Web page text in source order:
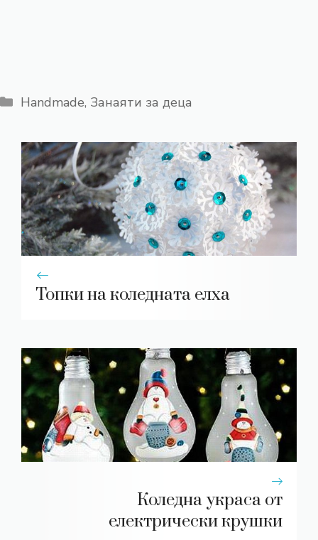
Категории
Handmade, Занаяти за деца
Топки на коледната елха
Коледна украса от
електрически крушки